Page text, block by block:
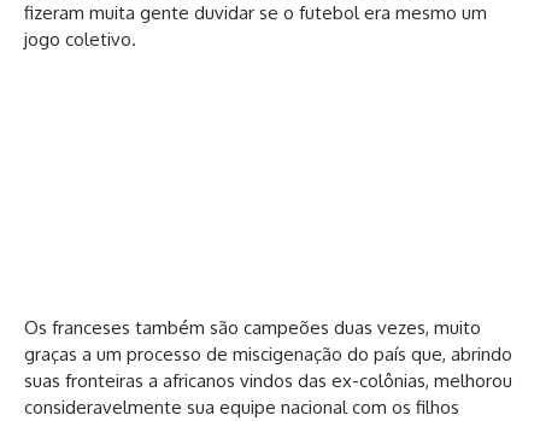
fizeram muita gente duvidar se o futebol era mesmo um
jogo coletivo.
Os franceses também são campeões duas vezes, muito
graças a um processo de miscigenação do país que, abrindo
suas fronteiras a africanos vindos das ex-colônias, melhorou
consideravelmente sua equipe nacional com os filhos